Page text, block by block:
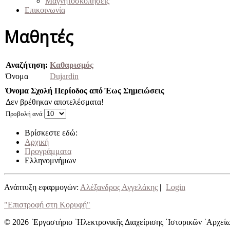
Επικοινωνία
Μαθητές
Αναζήτηση: Καθαρισμός
Όνομα
Dujardin
Όνομα Σχολή Περίοδος από Έως Σημειώσεις
Προβολή ανά
Δεν βρέθηκαν αποτελέσματα!
Βρίσκεστε εδώ:
Αρχική
Προγράμματα
Ελληνομνήμων
Ανάπτυξη εφαρμογών: Αλέξανδρος Αγγελάκης | Login
"Επιστροφή στη Κορυφή"
© 2026 ᾿Εργαστήριο ᾿Ηλεκτρονικῆς Διαχείρισης ῾Ιστορικῶν